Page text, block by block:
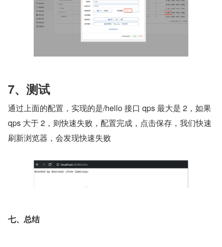
7、测试
通过上面的配置，实现的是/hello 接口 qps 最大是 2，如果
qps 大于 2，则快速失败，配置完成，点击保存，我们快速
刷新浏览器，会发现快速失败
七、总结